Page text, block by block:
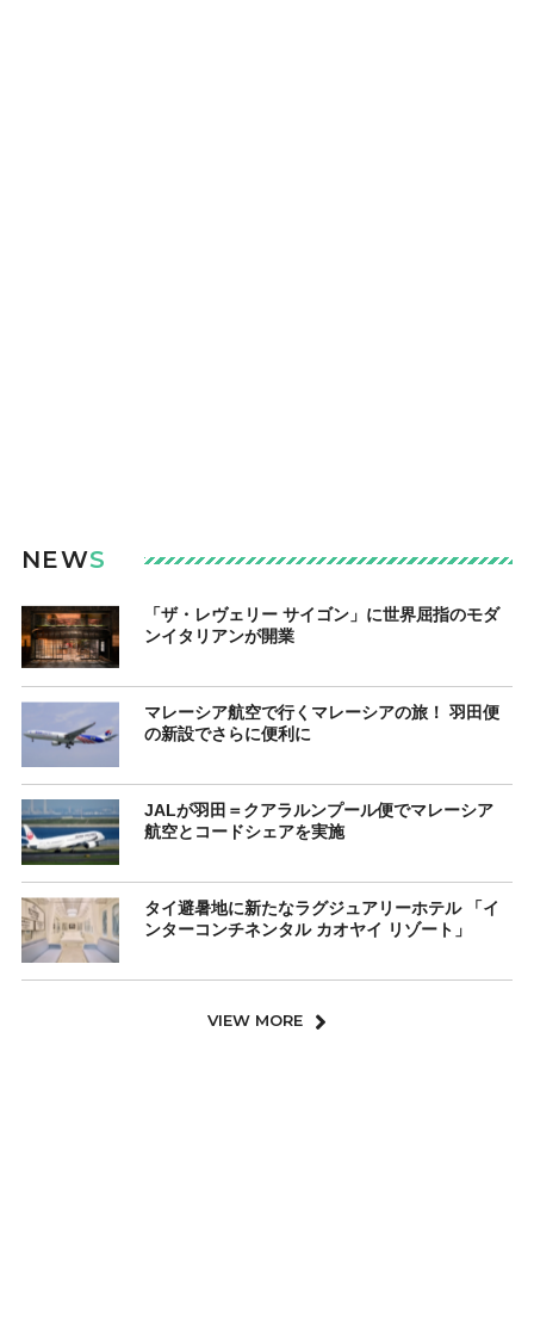
NEWS
「ザ・レヴェリー サイゴン」に世界屈指のモダ
ンイタリアンが開業
マレーシア航空で行くマレーシアの旅！ 羽田便
の新設でさらに便利に
JALが羽田＝クアラルンプール便でマレーシア
航空とコードシェアを実施
タイ避暑地に新たなラグジュアリーホテル 「イ
ンターコンチネンタル カオヤイ リゾート」
VIEW MORE